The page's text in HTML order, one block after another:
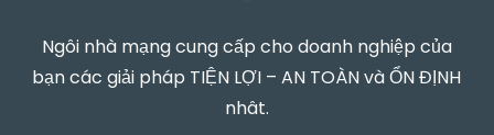
Ngôi nhà mạng cung cấp cho doanh nghiệp của
bạn các giải pháp TIỆN LỢI – AN TOÀN và ỔN ĐỊNH
nhât.